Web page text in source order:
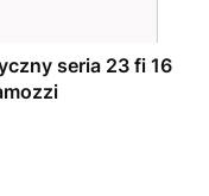
seria 23 fi 16